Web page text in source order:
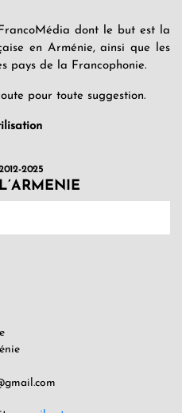
dont le but est la
en Arménie, ainsi que les
pays de la Francophonie.
pour toute suggestion.
2025